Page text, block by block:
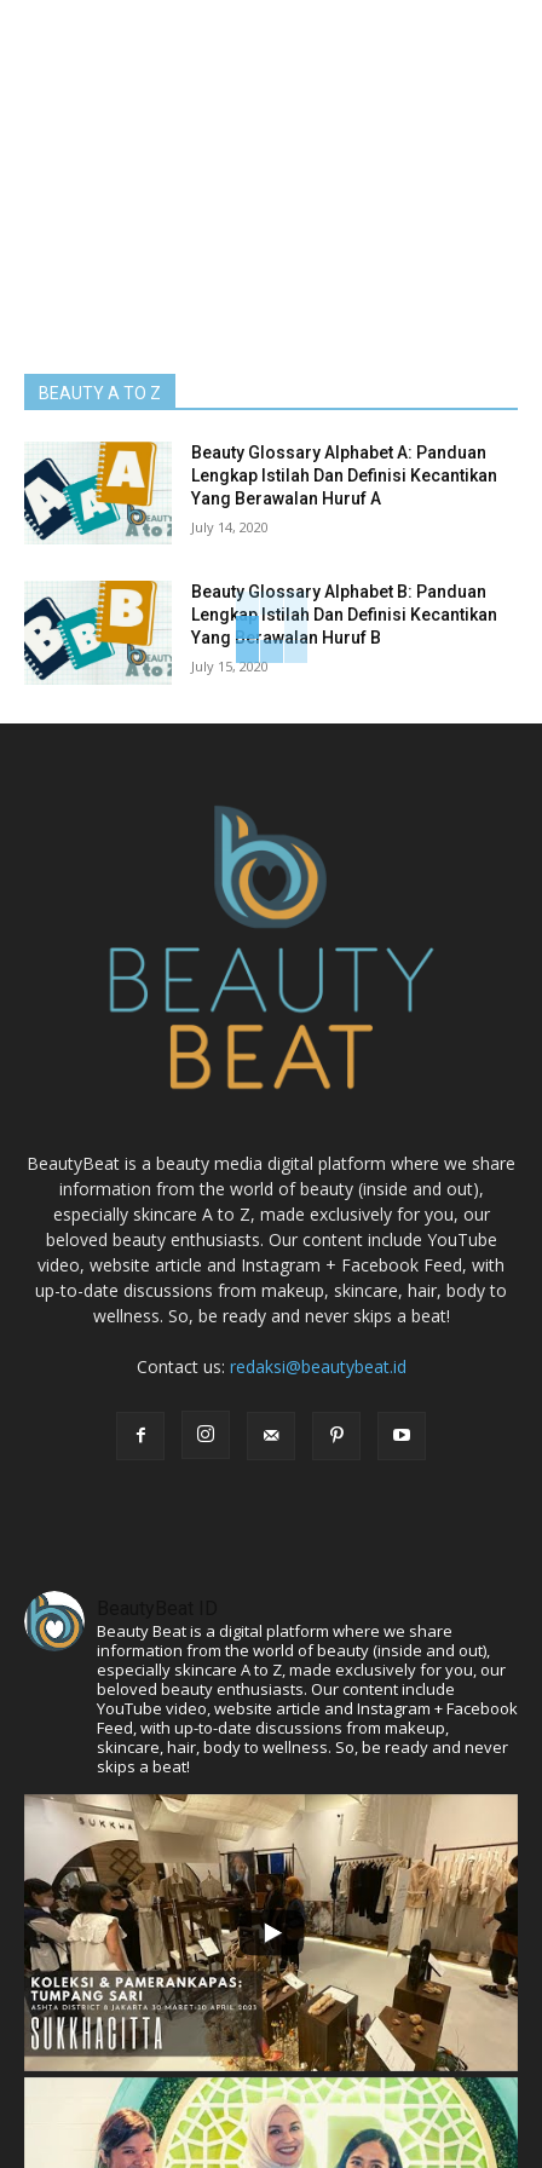
BEAUTY A TO Z
Beauty Glossary Alphabet A: Panduan
Lengkap Istilah Dan Definisi Kecantikan
Yang Berawalan Huruf A
July 14, 2020
Beauty Glossary Alphabet B: Panduan
Lengkap Istilah Dan Definisi Kecantikan
Yang Berawalan Huruf B
July 15, 2020
BeautyBeat is a beauty media digital platform where we share
information from the world of beauty (inside and out),
especially skincare A to Z, made exclusively for you, our
beloved beauty enthusiasts. Our content include YouTube
video, website article and Instagram + Facebook Feed, with
up-to-date discussions from makeup, skincare, hair, body to
wellness. So, be ready and never skips a beat!
Contact us: redaksi@beautybeat.id
Beauty Beat is a digital platform where we share
information from the world of beauty (inside and out),
especially skincare A to Z, made exclusively for you, our
beloved beauty enthusiasts. Our content include
YouTube video, website article and Instagram + Facebook
Feed, with up-to-date discussions from makeup,
skincare, hair, body to wellness. So, be ready and never
skips a beat!